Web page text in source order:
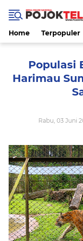
Home Terpopuler
Populasi
Harimau
Rabu, 03 Juni